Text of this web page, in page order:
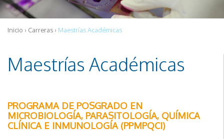
Inicio › Carreras › Maestrías Académicas
Maestrías Académicas
PROGRAMA DE POSGRADO EN
MICROBIOLOGÍA, PARASITOLOGÍA, QUÍMICA
CLÍNICA E INMUNOLOGÍA (PPMPQCI)